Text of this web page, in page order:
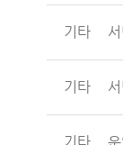
기타
기타